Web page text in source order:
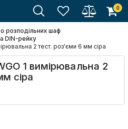
0
розподільних шаф
DIN-рейку
2 тест. роз'єми 6 мм сіра
1 вимірювальна 2
сіра